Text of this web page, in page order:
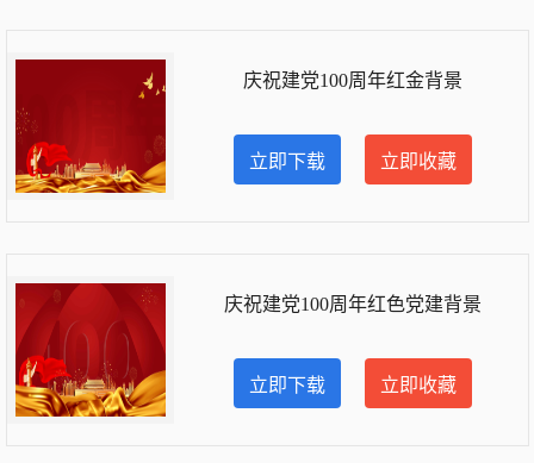
庆祝建党100周年红金背景
立即下载 立即收藏
庆祝建党100周年红色党建背景
立即下载 立即收藏